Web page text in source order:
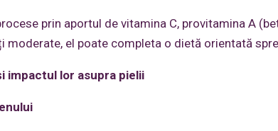
prin aportul de vitamina C, provitamina A
moderate, el poate completa o dietă orientată
impactul lor asupra pielii